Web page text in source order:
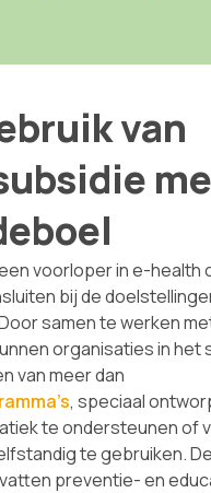
van
voorloper in e-health
bij de
samen te werken
organisaties in het
van meer dan
, speciaal
te ondersteunen of
te gebruiken.
preventie- en